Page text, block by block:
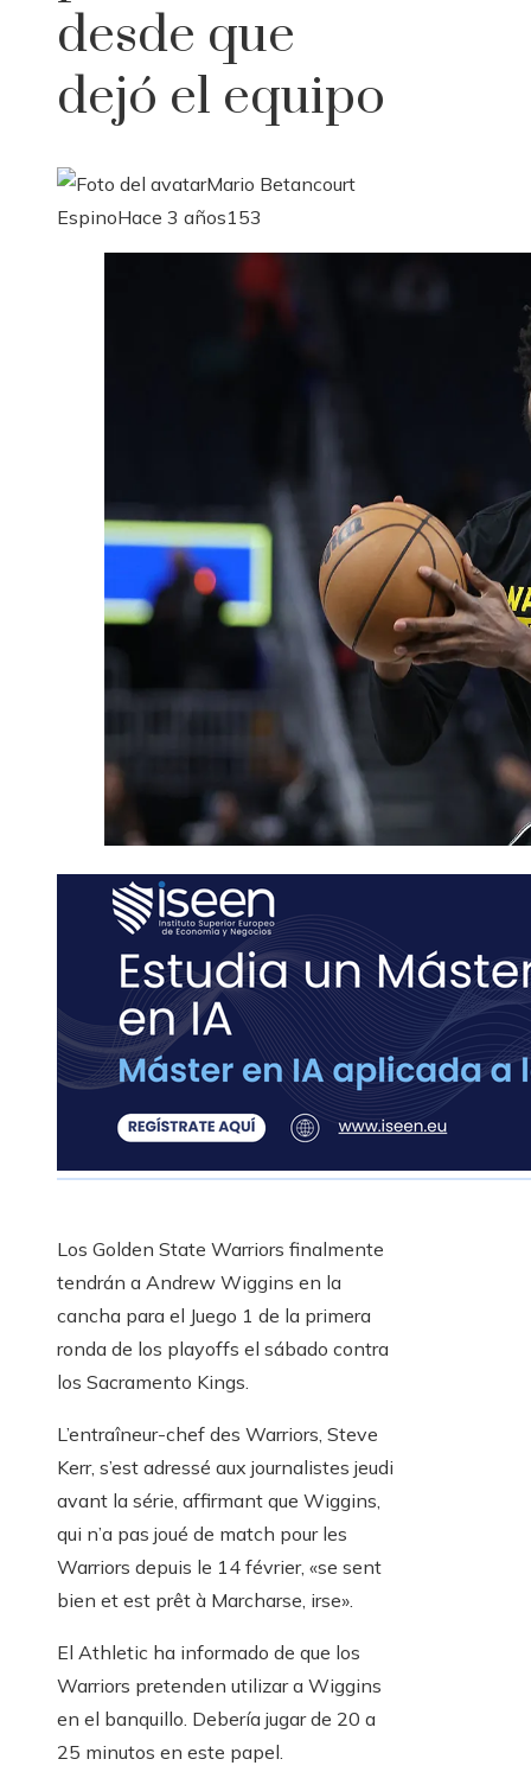
desde que
dejó el equipo
Mario Betancourt
EspinoHace 3 años153
Los Golden State Warriors finalmente
tendrán a Andrew Wiggins en la
cancha para el Juego 1 de la primera
ronda de los playoffs el sábado contra
los Sacramento Kings.
L’entraîneur-chef des Warriors, Steve
Kerr, s’est adressé aux journalistes jeudi
avant la série, affirmant que Wiggins,
qui n’a pas joué de match pour les
Warriors depuis le 14 février, «se sent
bien et est prêt à Marcharse, irse».
El Athletic ha informado de que los
Warriors pretenden utilizar a Wiggins
en el banquillo. Debería jugar de 20 a
25 minutos en este papel.